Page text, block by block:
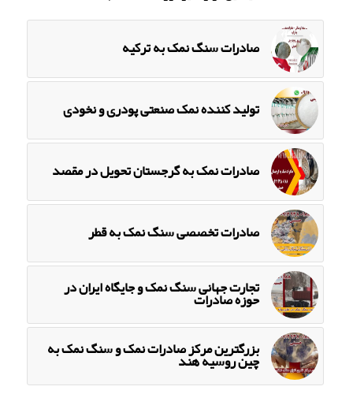
صادرات سنگ نمک به ترکیه
تولید کننده نمک صنعتی پودری و نخودی
صادرات نمک به گرجستان تحویل در مقصد
صادرات تخصصی سنگ نمک به قطر
تجارت جهانی سنگ نمک و جایگاه ایران در
حوزه صادرات
بزرگترین مرکز صادرات نمک و سنگ نمک به
چین روسیه هند